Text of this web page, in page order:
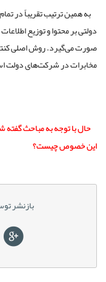
به همین ترتیب تقریباً در
دولتی بر محتوا و توزیع
صورت می‌گیرد. روش اصلی
مخابرات در شرکت‌های دولت
حال با توجه به مباحث
این خصوص چیست؟
بازنشر